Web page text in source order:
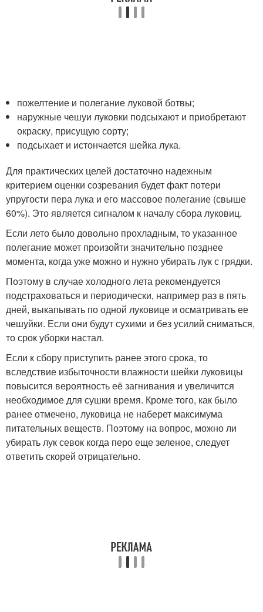
пожелтение и полегание луковой ботвы;
наружные чешуи луковки подсыхают и приобретают
окраску, присущую сорту;
подсыхает и истончается шейка лука.
Для практических целей достаточно надежным
критерием оценки созревания будет факт потери
упругости пера лука и его массовое полегание (свыше
60%). Это является сигналом к началу сбора луковиц.
Если лето было довольно прохладным, то указанное
полегание может произойти значительно позднее
момента, когда уже можно и нужно убирать лук с грядки.
Поэтому в случае холодного лета рекомендуется
подстраховаться и периодически, например раз в пять
дней, выкапывать по одной луковице и осматривать ее
чешуйки. Если они будут сухими и без усилий сниматься,
то срок уборки настал.
Если к сбору приступить ранее этого срока, то
вследствие избыточности влажности шейки луковицы
повысится вероятность её загнивания и увеличится
необходимое для сушки время. Кроме того, как было
ранее отмечено, луковица не наберет максимума
питательных веществ. Поэтому на вопрос, можно ли
убирать лук севок когда перо еще зеленое, следует
ответить скорей отрицательно.